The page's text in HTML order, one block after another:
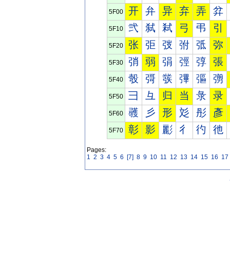
5F00 开 弁 异 弃 弄 弅
5F10 弐 弑 弒 弓 弔 引
5F20 张 弡 弢 弣 弤 弥
5F30 弰 弱 弲 弳 弴 張
5F40 彀 彁 彂 彃 彄 彅
5F50 彐 彑 归 当 彔 录
5F60 彠 彡 形 彣 彤 彥
5F70 彰 影 彲 彳 彴 彵
Pages:
1 2 3 4 5 6 [7] 8 9 10 11 12 13 14 15 16 17